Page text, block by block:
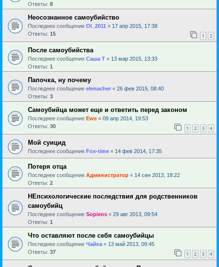
Ответы: 8
Неосознанное самоубийство
Последнее сообщение Ol_2011 « 17 апр 2015, 17:38
Ответы: 15 1 2
После самоубийства
Последнее сообщение Саша Т « 13 мар 2015, 13:33
Ответы: 1
Папочка, ну почему
Последнее сообщение elenacher « 26 фев 2015, 08:40
Ответы: 3
Самоубийца может еще и ответить перед законом
Последнее сообщение Ewe « 09 апр 2014, 19:53
Ответы: 30 1 2 3 4
Мой суицид
Последнее сообщение Fox-time « 14 фев 2014, 17:35
Потеря отца
Последнее сообщение Администратор « 14 сен 2013, 18:22
Ответы: 2
НЕпсихологические последствия для родственников
самоубийц
Последнее сообщение Sopiens « 29 авг 2013, 09:54
Ответы: 1
Что оставляют после себя самоубийцы
Последнее сообщение Чайка « 13 май 2013, 09:45
Ответы: 37 1 2 3 4